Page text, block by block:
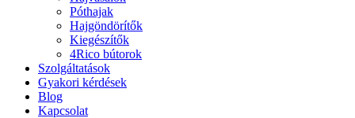
Póthajak
Hajgöndörítők
Kiegészítők
4Rico bútorok
Szolgáltatások
Gyakori kérdések
Blog
Kapcsolat